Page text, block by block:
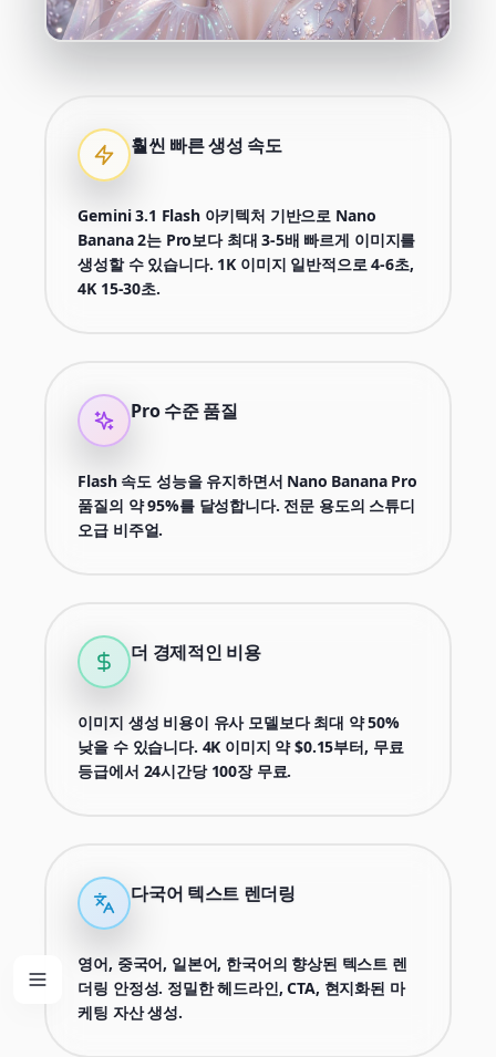
훨씬 빠른 생성 속도
Gemini 3.1 Flash 아키텍처 기반으로 Nano
Banana 2는 Pro보다 최대 3-5배 빠르게 이미지를
생성할 수 있습니다. 1K 이미지 일반적으로 4-6초,
4K 15-30초.
Pro 수준 품질
Flash 속도 성능을 유지하면서 Nano Banana Pro
품질의 약 95%를 달성합니다. 전문 용도의 스튜디
오급 비주얼.
더 경제적인 비용
이미지 생성 비용이 유사 모델보다 최대 약 50%
낮을 수 있습니다. 4K 이미지 약 $0.15부터, 무료
등급에서 24시간당 100장 무료.
다국어 텍스트 렌더링
영어, 중국어, 일본어, 한국어의 향상된 텍스트 렌
더링 안정성. 정밀한 헤드라인, CTA, 현지화된 마
케팅 자산 생성.